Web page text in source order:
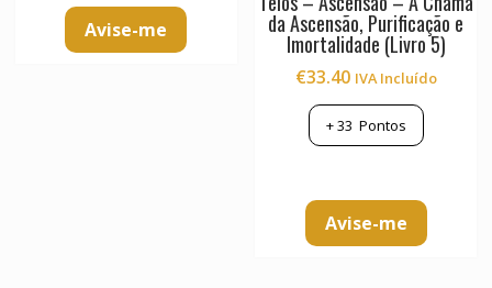
Avise-me da Ascensão, Purificação e
Imortalidade (Livro 5)
€33.40 IVA Incluído
+33 Pontos
Avise-me